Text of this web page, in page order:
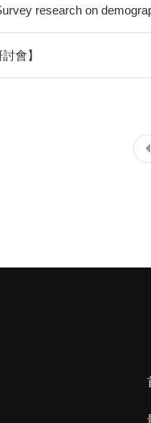
research on
會】